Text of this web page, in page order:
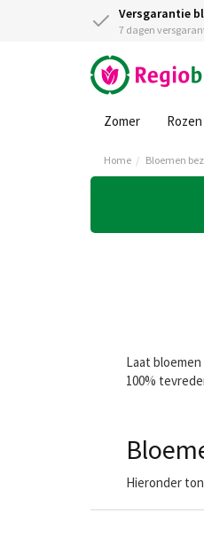
Versgarantie
7 dagen
Zomer Rozen
Home Bloemen
Laat
100%
Hieronder